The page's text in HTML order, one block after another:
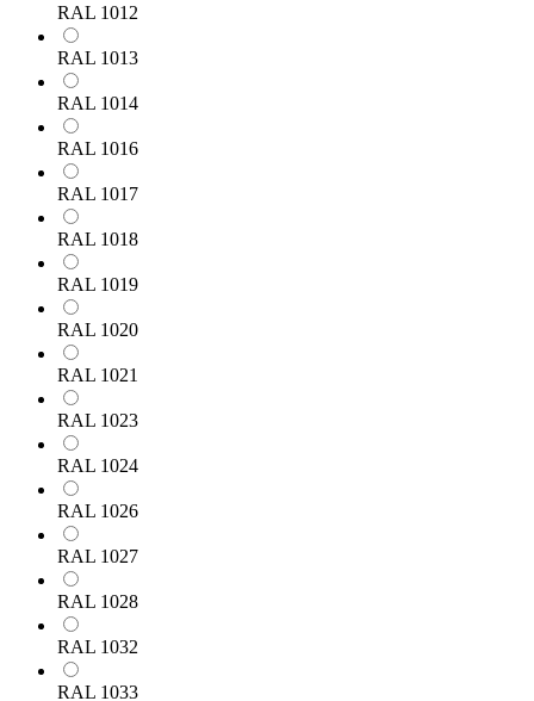
RAL 1012
RAL 1013
RAL 1014
RAL 1016
RAL 1017
RAL 1018
RAL 1019
RAL 1020
RAL 1021
RAL 1023
RAL 1024
RAL 1026
RAL 1027
RAL 1028
RAL 1032
RAL 1033